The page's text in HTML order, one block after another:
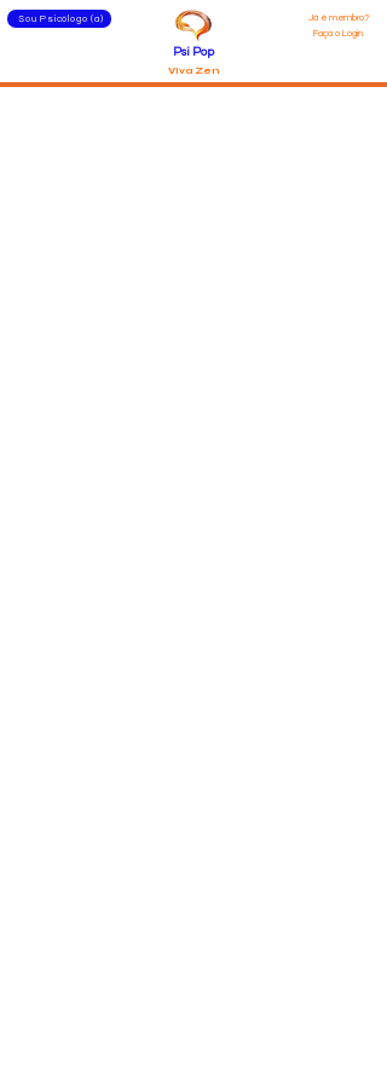
Sou Psicólogo (a)
Já é membro?
Faça o Login
Psi Pop
Viva Zen